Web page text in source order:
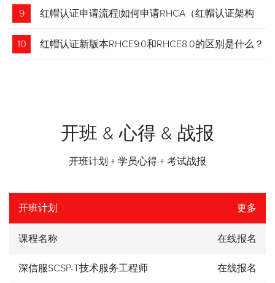
9 红帽认证申请流程|如何申请RHCA（红帽认证架构
师）证书？申请步骤请收藏！
10 红帽认证新版本RHCE9.0和RHCE8.0的区别是什么？
开班 & 心得 & 战报
开班计划 + 学员心得 + 考试战报
开班计划 更多
课程名称 在线报名
深信服SCSP-T技术服务工程师 在线报名